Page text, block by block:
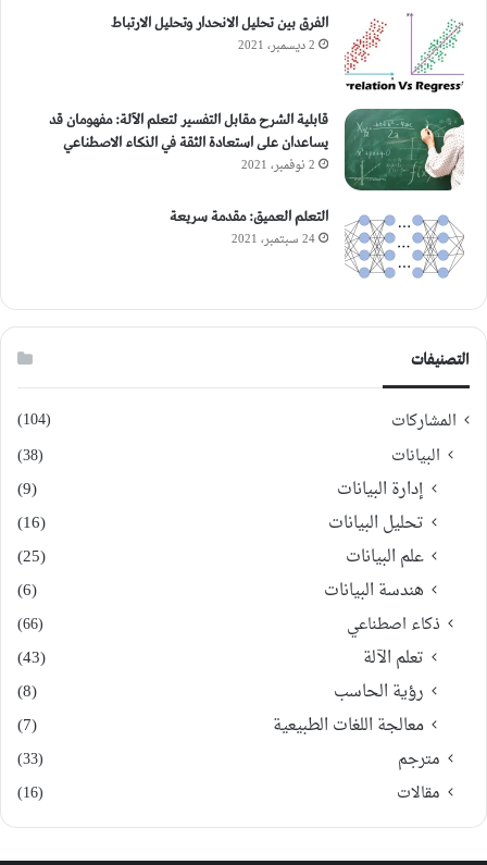
الفرق بين تحليل الانحدار وتحليل الارتباط
2 ديسمبر، 2021
قابلية الشرح مقابل التفسير لتعلم الآلة: مفهومان قد
يساعدان على استعادة الثقة في الذكاء الاصطناعي
2 نوفمبر، 2021
التعلم العميق: مقدمة سريعة
24 سبتمبر، 2021
التصنيفات
المشاركات (104)
البيانات (38)
إدارة البيانات
(9)
تحليل البيانات
(16)
علم البيانات
(25)
هندسة البيانات
(6)
ذكاء اصطناعي (66)
تعلم الآلة
(43)
رؤية الحاسب
(8)
معالجة اللغات الطبيعية
(7)
مترجم
(33)
مقالات
(16)